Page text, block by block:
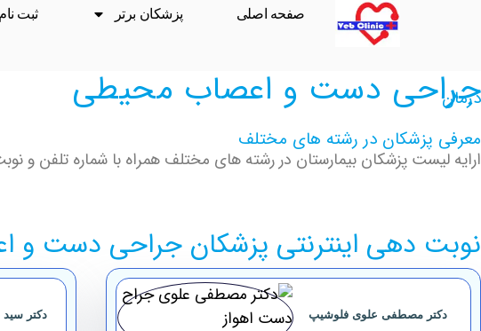
صفحه اصلی پزشکان برتر ثبت
جراحی دست و اعصاب محیطی
درمان
معرفی پزشکان در رشته های مختلف
ارایه لیست پزشکان بیمارستان در رشته های مختلف همراه با شماره تلفن و
نوبت دهی اینترنتی پزشکان جراحی دست
دکتر مصطفی علوی فلوشیپ دکتر سید